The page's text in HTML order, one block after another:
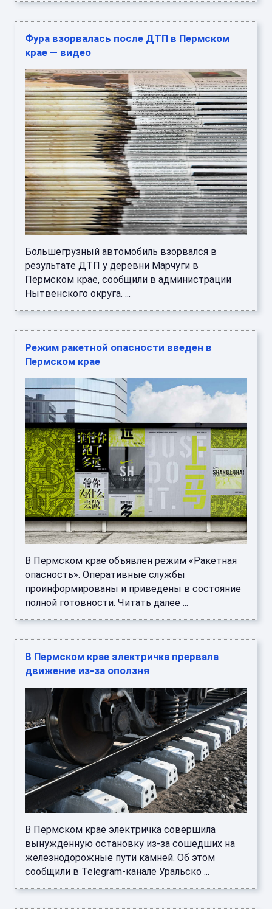
Фура взорвалась после ДТП в Пермском
крае — видео
Большегрузный автомобиль взорвался в
результате ДТП у деревни Марчуги в
Пермском крае, сообщили в администрации
Нытвенского округа. ...
Режим ракетной опасности введен в
Пермском крае
В Пермском крае объявлен режим «Ракетная
опасность». Оперативные службы
проинформированы и приведены в состояние
полной готовности. Читать далее ...
В Пермском крае электричка прервала
движение из-за оползня
В Пермском крае электричка совершила
вынужденную остановку из-за сошедших на
железнодорожные пути камней. Об этом
сообщили в Telegram-канале Уральско ...